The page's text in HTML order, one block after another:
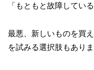
「もともと故障してい
最悪、新しいものを買
を試みる選択肢もありま